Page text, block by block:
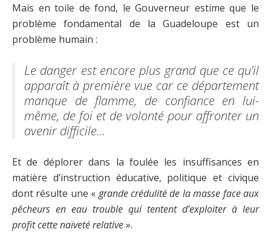
Mais en toile de fond, le Gouverneur estime que le
problème fondamental de la Guadeloupe est un
problème humain :
Le danger est encore plus grand que ce qu’il
apparaît à première vue car ce département
manque de flamme, de confiance en lui-
même, de foi et de volonté pour affronter un
avenir difficile…
Et de déplorer dans la foulée les insuffisances en
matière d’instruction éducative, politique et civique
dont résulte une « grande crédulité de la masse face aux
pêcheurs en eau trouble qui tentent d’exploiter à leur
profit cette naïveté relative».